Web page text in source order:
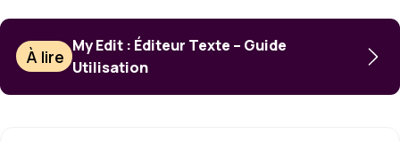
À lire
My Edit : Éditeur Texte – Guide
Utilisation